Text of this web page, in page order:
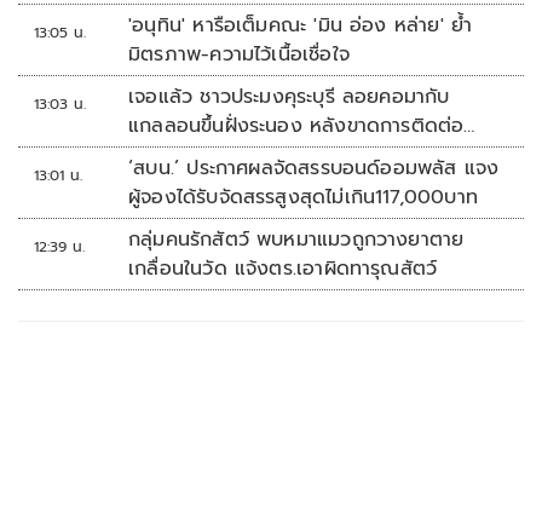
13:05 น.
'อนุทิน' หารือเต็มคณะ 'มิน อ่อง หล่าย' ย้ำ
มิตรภาพ-ความไว้เนื้อเชื่อใจ
13:03 น.
เจอแล้ว ชาวประมงคุระบุรี ลอยคอมากับ
แกลลอนขึ้นฝั่งระนอง หลังขาดการติดต่อ
หลายวัน
13:01 น.
‘สบน.’ ประกาศผลจัดสรรบอนด์ออมพลัส แจง
ผู้จองได้รับจัดสรรสูงสุดไม่เกิน117,000บาท
12:39 น.
กลุ่มคนรักสัตว์ พบหมาแมวถูกวางยาตาย
เกลื่อนในวัด แจ้งตร.เอาผิดทารุณสัตว์